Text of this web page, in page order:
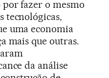
fazer o mesmo
tecnológicas,
uma economia
mais que outras.
da análise